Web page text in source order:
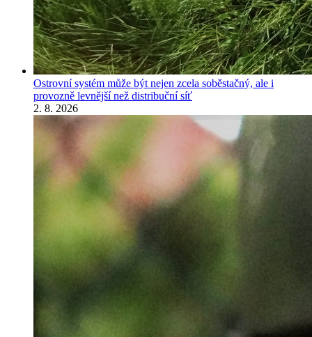
Ostrovní systém může být nejen zcela soběstačný, ale i
provozně levnější než distribuční síť
2. 8. 2026